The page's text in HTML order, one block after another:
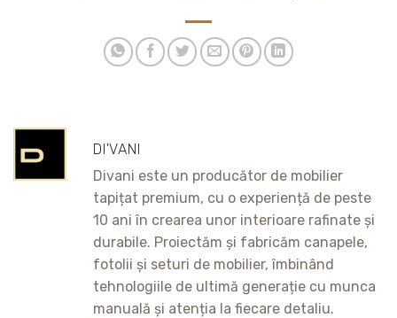
DI'VANI
Divani este un producător de mobilier
tapițat premium, cu o experiență de peste
10 ani în crearea unor interioare rafinate și
durabile. Proiectăm și fabricăm canapele,
fotolii și seturi de mobilier, îmbinând
tehnologiile de ultimă generație cu munca
manuală și atenția la fiecare detaliu.